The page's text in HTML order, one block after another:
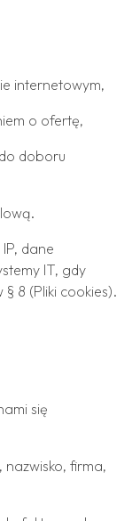
internetowym,
o ofertę,
doboru
dane
IT, gdy
8 (Pliki cookies).
się
nazwisko, firma,